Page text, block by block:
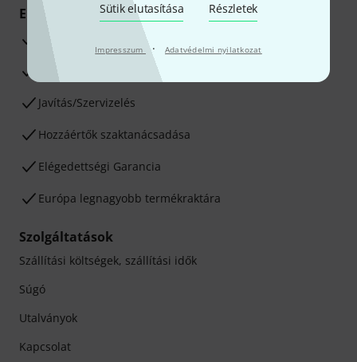
Sütik elutasítása Részletek
Impresszum · Adatvédelmi nyilatkozat
Előnyök
3 éves Thomann-garancia
30 napos pénzvisszafizetési garancia
Javítás/Szervizelés
Hozzáértők szaktanácsadása
Elégedettségi Garancia
Európa legnagyobb termékraktára
Szolgáltatások
Szállítási költségek, szállítási idők
Súgó
Utalványok
Kapcsolat